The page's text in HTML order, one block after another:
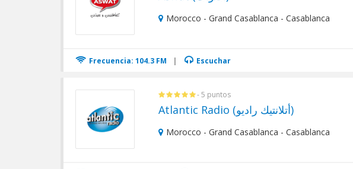
Morocco - Grand Casablanca - Casablanca
Frecuencia: 104.3 FM | Escuchar
- 5 puntos
Atlantic Radio (أتلانتيك راديو)
Morocco - Grand Casablanca - Casablanca